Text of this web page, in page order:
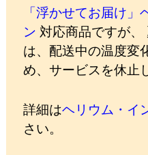
「浮かせてお届け
ン 対応商品ですが
は、配送中の温度変
め、サービスを休止
詳細はヘリウム・イ
さい。